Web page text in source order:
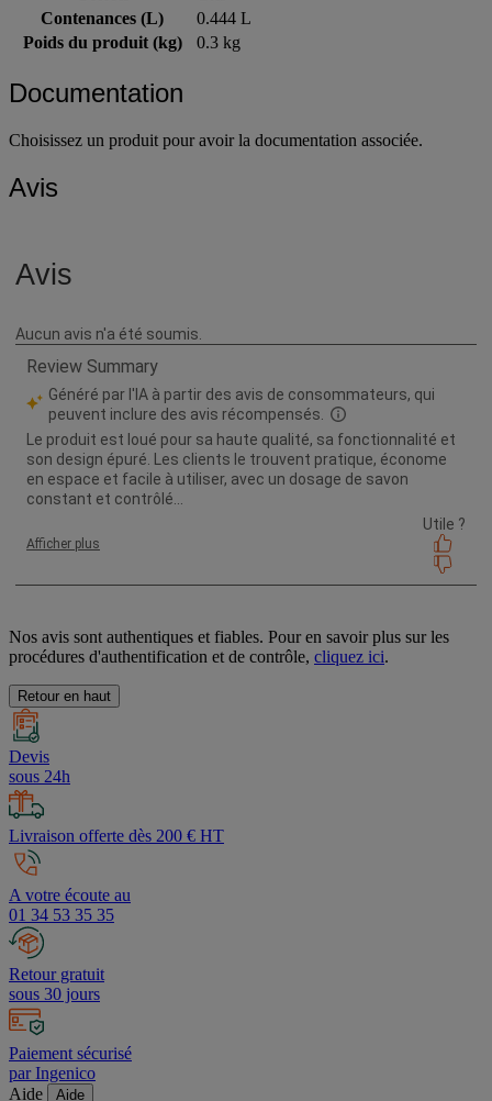
Coloris
Gris
Contenances (L)
0.444 L
Documentation
Avis
Nos avis sont authentiques et fiables. Pour en savoir plus sur les
Retour en haut
Devis
sous 24h
Livraison offerte dès 200 € HT
A votre écoute au
01 34 53 35 35
Retour gratuit
sous 30 jours
Paiement sécurisé
par Ingenico